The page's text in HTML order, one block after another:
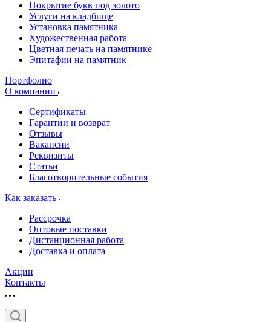
Покрытие букв под золото
Услуги на кладбище
Установка памятника
Художественная работа
Цветная печать на памятнике
Эпитафии на памятник
Портфолио
О компании
Сертификаты
Гарантии и возврат
Отзывы
Вакансии
Реквизиты
Статьи
Благотворительные события
Как заказать
Рассрочка
Оптовые поставки
Дистанционная работа
Доставка и оплата
Акции
Контакты